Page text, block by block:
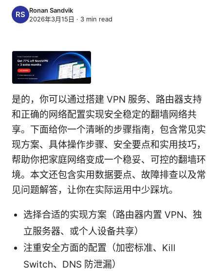
Ronan Sandvik
2026年3月15日 · 3 min read
是的，你可以通过搭建 VPN 服务、路由器支持
和正确的网络配置实现安全稳定的翻墙网络共
享。下面给你一个清晰的步骤指南，包含常见实
现方案、具体操作步骤、安全要点和实用技巧，
帮助你把家庭网络变成一个稳妥、可控的翻墙环
境。本文还包含实用数据要点、故障排查以及常
见问题解答，让你在实际运用中少踩坑。
选择合适的实现方案（路由器内置 VPN、独
立服务器、或个人设备共享）
注重安全方面的配置（加密标准、Kill
Switch、DNS 防泄漏）